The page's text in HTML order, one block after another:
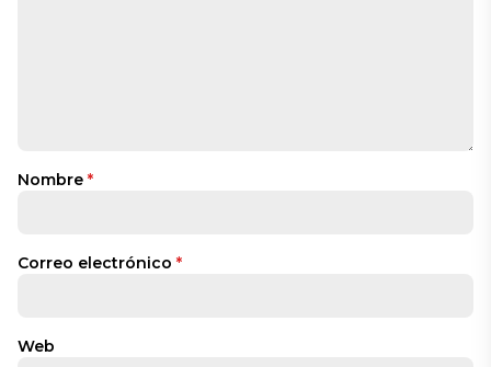
Nombre *
Correo electrónico *
Web